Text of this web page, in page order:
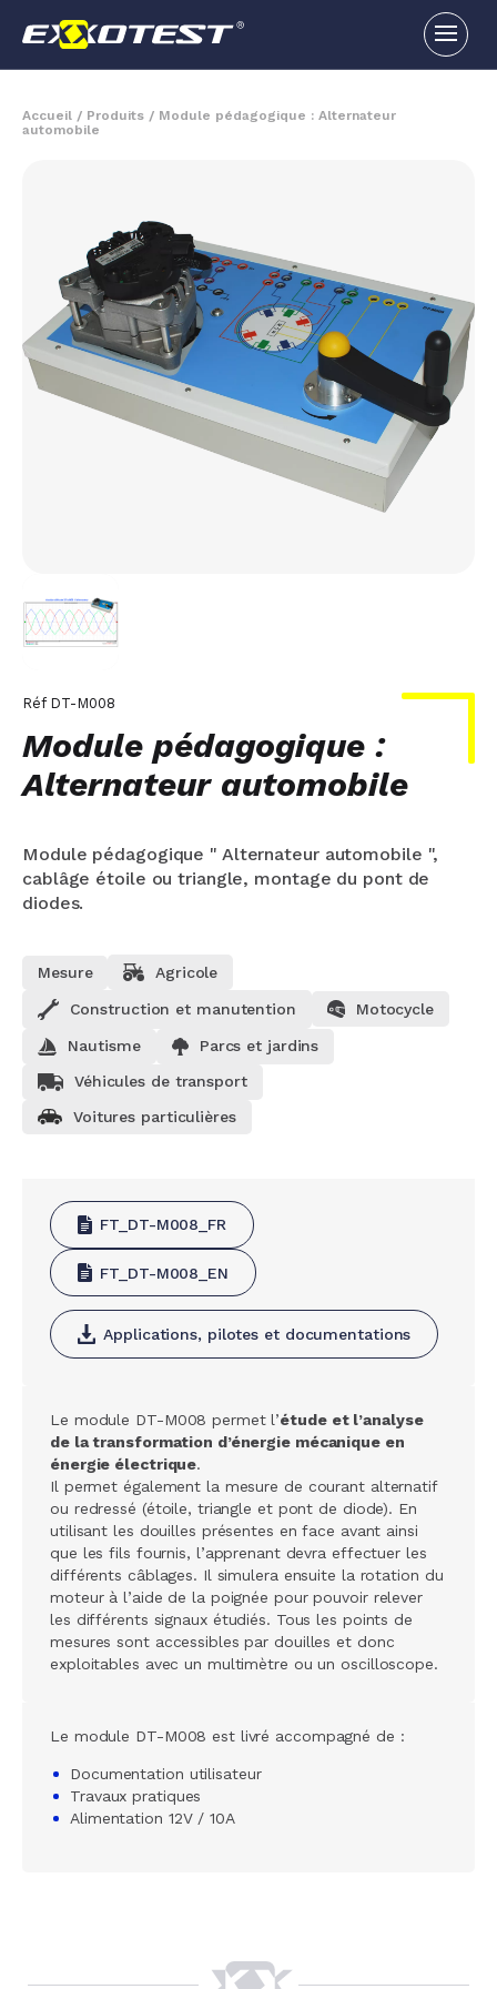
Accueil / Produits / Module pédagogique : Alternateur
automobile
Réf DT-M008
Module pédagogique :
Alternateur automobile
Module pédagogique " Alternateur automobile ",
cablâge étoile ou triangle, montage du pont de
diodes.
Mesure Agricole
Construction et manutention Motocycle
Nautisme
Parcs et jardins
Véhicules de transport
Voitures particulières
FT_DT-M008_FR
FT_DT-M008_EN
Applications, pilotes et documentations
Le module DT-M008 permet l’étude et l’analyse
de la transformation d’énergie mécanique en
énergie électrique.
Il permet également la mesure de courant alternatif
ou redressé (étoile, triangle et pont de diode). En
utilisant les douilles présentes en face avant ainsi
que les fils fournis, l’apprenant devra effectuer les
différents câblages. Il simulera ensuite la rotation du
moteur à l’aide de la poignée pour pouvoir relever
les différents signaux étudiés. Tous les points de
mesures sont accessibles par douilles et donc
exploitables avec un multimètre ou un oscilloscope.
Le module DT-M008 est livré accompagné de :
Documentation utilisateur
Travaux pratiques
Alimentation 12V / 10A